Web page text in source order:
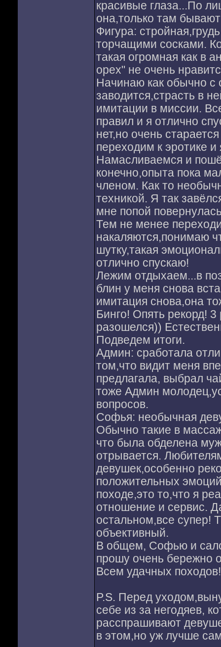
красивые глаза...По
она,только там
Фигура:
торчащими сосками.
такая огромная как в
орех" не очень
Начинаю как обычно с
заводится,страсть в
имитации в миссии.
правил и я отлично
нет,но очень
переходим к эротике
Намасливаемся и
конечно,опыта пока
членом. Как то
техникой. Я так
мне попой
Тем не менее
накаляются,понимаю
шутку,такая
отлично спускаю!
Лежим отдыхаем...в
блин у меня снова
имитация снова,она
Бинго! Опять рекорд!
разошелся))
Подведем итоги.
Админ: сработала
том,что видит меня
предлагала, выбрал
тоже Админ
вопросов.
Софья: необычная
Обычно такие в
что была обделена
отрывается.
девушек,особенно
положительных
походе,это то,что я
отношение и сервис.
остальном,все супер!
объективный.
В общем, Софью и
прошу очень бережно
Всем удачных походов!
P.S. Перед
себе из за негодяев,
расспрашивают
в этом,но уж лучше